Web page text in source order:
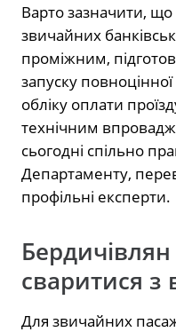
Варто зазначити,
звичайних
проміжним,
запуску
обліку оплати
технічним
сьогодні спільно
Департаменту,
профільні експерти.
сваритися з
Для звичайних